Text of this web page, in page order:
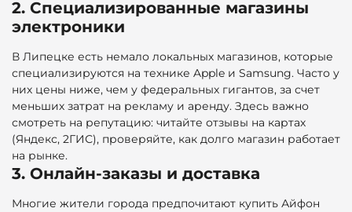
2. Специализированные магазины
электроники
В Липецке есть немало локальных магазинов, которые
специализируются на технике Apple и Samsung. Часто у
них цены ниже, чем у федеральных гигантов, за счет
меньших затрат на рекламу и аренду. Здесь важно
смотреть на репутацию: читайте отзывы на картах
(Яндекс, 2ГИС), проверяйте, как долго магазин работает
на рынке.
3. Онлайн-заказы и доставка
Многие жители города предпочитают купить Айфон